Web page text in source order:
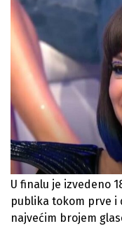
U finalu je izvedeno
publika tokom prve i
najvećim brojem